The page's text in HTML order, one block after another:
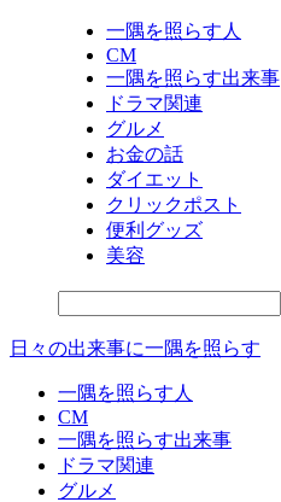
一隅を照らす人
CM
一隅を照らす出来事
ドラマ関連
グルメ
お金の話
ダイエット
クリックポスト
便利グッズ
美容
日々の出来事に一隅を照らす
一隅を照らす人
CM
一隅を照らす出来事
ドラマ関連
グルメ